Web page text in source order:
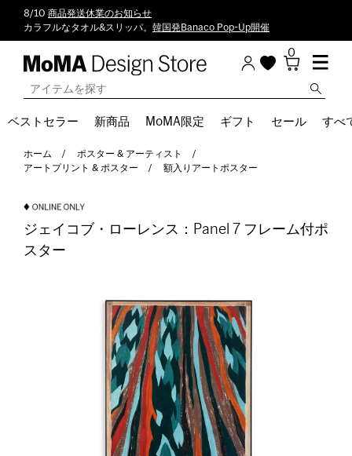
8/10 商品発送休業のお知らせ
カラフルなタオル&スリッパ。 韓国発Banaco Pop-Up開催
0
ベストセラー 新商品 MoMA限定 ギフト セール すべ
ホーム
ポスター & アーティスト
アートプリント & ポスター
額入りアートポスター
ジェイコブ・ローレンス：Panel 7 フレーム付ポ
スター